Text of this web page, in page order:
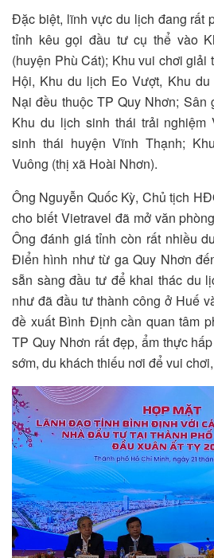
Đặc biệt, lĩnh vực du lịch đang rất
tỉnh kêu gọi đầu tư cụ thể vào
(huyện Phù Cát); Khu vui chơi giải
Hội, Khu du lịch Eo Vượt, Khu
Nại đều thuộc TP Quy Nhơn; Sân
Khu du lịch sinh thái trải nghiệm
sinh thái huyện Vĩnh Thạnh;
Vuông (thị xã Hoài Nhơn).
Ông Nguyễn Quốc Kỳ, Chủ tịch
cho biết Vietravel đã mở văn
Ông đánh giá tỉnh còn rất nhiều
Điển hình như từ ga Quy Nhơn
sẵn sàng đầu tư để khai thác du
như đã đầu tư thành công ở Huế
đề xuất Bình Định cần quan tâm
TP Quy Nhơn rất đẹp, ẩm thực
sớm, du khách thiếu nơi để vui